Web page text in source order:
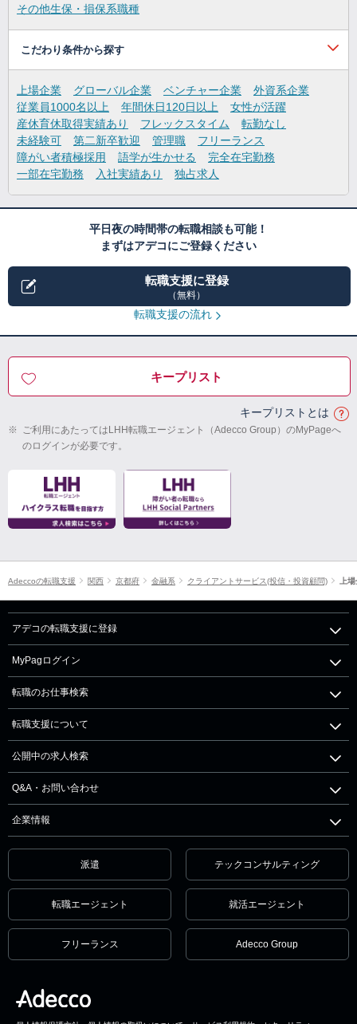
その他生保・損保系職種
こだわり条件から探す
上場企業 グローバル企業 ベンチャー企業
外資系企業
従業員1000名以上
年間休日120日以上
女性が活躍
産休育休取得実績あり
フレックスタイム
転勤なし
未経験可
第二新卒歓迎 管理職
フリーランス
障がい者積極採用
語学が生かせる
完全在宅勤務
一部在宅勤務
入社実績あり 独占求人
平日夜の時間帯の転職相談も可能！
まずはアデコにご登録ください
転職支援に登録
（無料）
転職支援の流れ
キープリスト
キープリストとは
※ ご利用にあたってはLHH転職エージェント（Adecco Group）のMyPageへ
のログインが必要です。
Adeccoの転職支援 関西 京都府 金融系 クライアントサービス(投信・投資顧問) 上
アデコの転職支援に登録
MyPagログイン
転職のお仕事検索
転職支援について
公開中の求人検索
Q&A・お問い合わせ
企業情報
派遣 テックコンサルティング
転職エージェント 就活エージェント
フリーランス Adecco Group